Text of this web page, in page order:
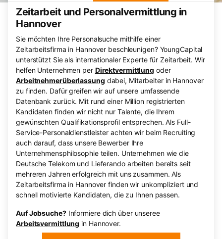
Zeitarbeit und Personalvermittlung in
Hannover
Sie möchten Ihre Personalsuche mithilfe einer
Zeitarbeitsfirma in Hannover beschleunigen? YoungCapital
unterstützt Sie als internationaler Experte für Zeitarbeit. Wir
helfen Unternehmen per Direktvermittlung oder
Arbeitnehmerüberlassung dabei, Mitarbeiter in Hannover
zu finden. Dafür greifen wir auf unsere umfassende
Datenbank zurück. Mit rund einer Million registrierten
Kandidaten finden wir nicht nur Talente, die Ihrem
gewünschten Qualifikationsprofil entsprechen. Als Full-
Service-Personaldienstleister achten wir beim Recruiting
auch darauf, dass unsere Bewerber Ihre
Unternehmensphilosophie teilen. Unternehmen wie die
Deutsche Telekom und Lieferando arbeiten bereits seit
mehreren Jahren erfolgreich mit uns zusammen. Als
Zeitarbeitsfirma in Hannover finden wir unkompliziert und
schnell motivierte Kandidaten, die zu Ihnen passen.
Auf Jobsuche?Informiere dich über unseree
Arbeitsvermittlung in Hannover.